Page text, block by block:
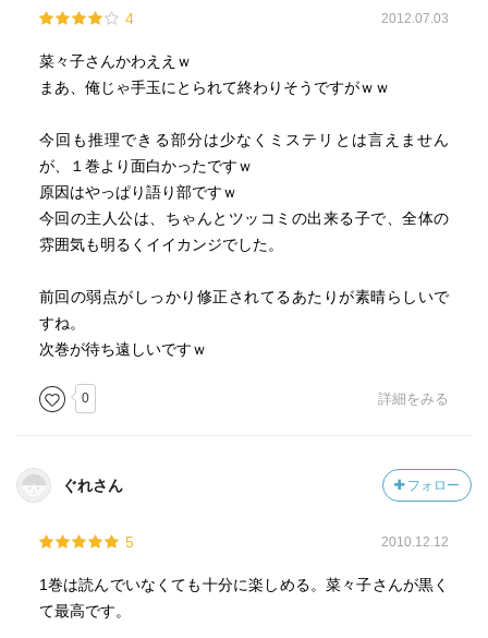
4 2012.07.03
菜々子さんかわええｗ
まあ、俺じゃ手玉にとられて終わりそうですがｗｗ
今回も推理できる部分は少なくミステリとは言えません
が、１巻より面白かったですｗ
原因はやっぱり語り部ですｗ
今回の主人公は、ちゃんとツッコミの出来る子で、全体の
雰囲気も明るくイイカンジでした。
前回の弱点がしっかり修正されてるあたりが素晴らしいで
すね。
次巻が待ち遠しいですｗ
0 詳細をみる
ぐれさん フォロー
5 2010.12.12
1巻は読んでいなくても十分に楽しめる。菜々子さんが黒く
て最高です。